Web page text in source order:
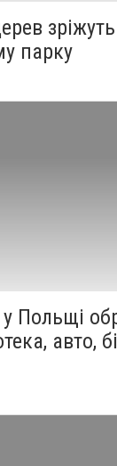
парку
Польщі
авто,